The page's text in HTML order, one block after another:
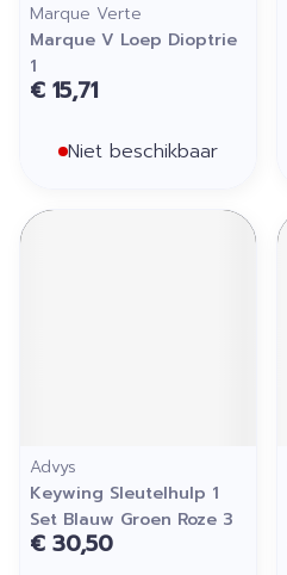
Marque Verte
Marque V Loep Dioptrie
1
€ 15,71
Niet beschikbaar
Advys
Keywing Sleutelhulp 1
Set Blauw Groen Roze 3
€ 30,50